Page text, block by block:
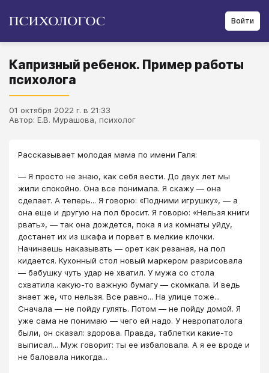
Войти
Капризный ребенок. Пример работы
психолога
01 октября 2022 г. в 21:33
Автор: Е.В. Мурашова, психолог
Рассказывает молодая мама по имени Галя:
― Я просто не знаю, как себя вести. До двух лет мы
жили спокойно. Она все понимала. Я скажу ― она
сделает. А теперь... Я говорю: «Подними игрушку», ― а
она еще и другую на пол бросит. Я говорю: «Нельзя книги
рвать», ― так она дождется, пока я из комнаты уйду,
достанет их из шкафа и порвет в мелкие клочки.
Начинаешь наказывать ― орет как резаная, на пол
кидается. Кухонный стол новый маркером разрисовала
― бабушку чуть удар не хватил. У мужа со стола
схватила какую-то важную бумагу ― скомкала. И ведь
знает же, что нельзя. Все равно... На улице тоже...
Сначала ― не пойду гулять. Потом ― не пойду домой. Я
уже сама не понимаю ― чего ей надо. У невропатолога
были, он сказал: здорова. Правда, таблетки какие-то
выписал... Муж говорит: ты ее избаловала. А я ее вроде и
не баловала никогда...